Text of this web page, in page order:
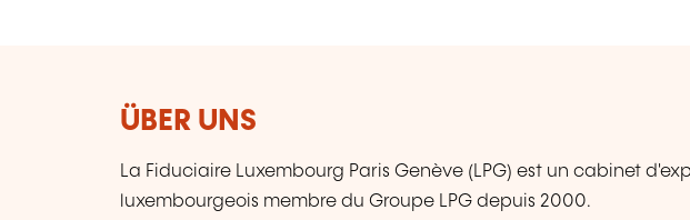
ÜBER UNS
La Fiduciaire Luxembourg Paris Genève (LPG) est un cabinet
luxembourgeois membre du Groupe LPG depuis 2000.